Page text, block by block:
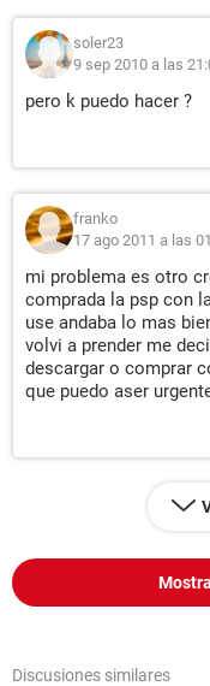
soler23
9 sep 2010 a las
pero k puedo hacer ?
franko
17 ago 2011 a las
mi problema es otro
comprada la psp con
use andaba lo mas
volvi a prender me
descargar o comprar
que puedo aser
Discusiones similares